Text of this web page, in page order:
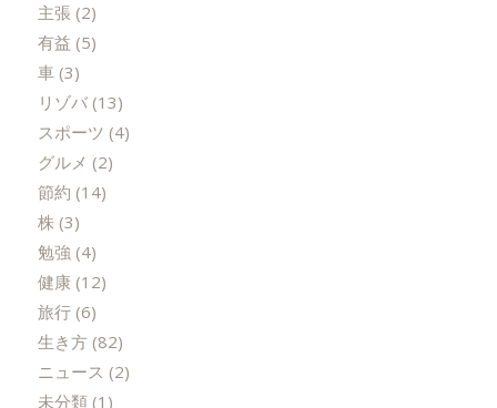
主張 (2)
有益 (5)
車(3)
リゾバ(13)
スポーツ (4)
グルメ (2)
節約 (14)
株(3)
勉強 (4)
健康 (12)
旅行(6)
生き方(82)
ニュース (2)
未分類(1)